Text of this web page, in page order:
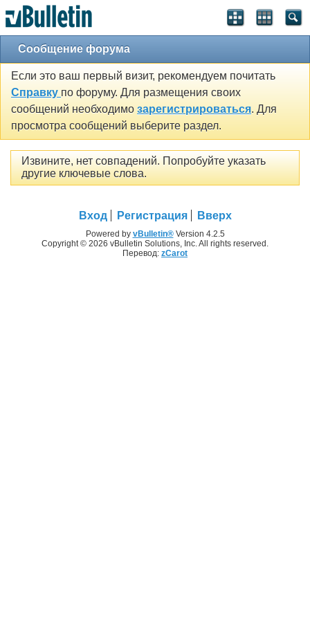
Сообщение форума
Если это ваш первый визит, рекомендуем почитать
Справку по форуму. Для размещения своих
сообщений необходимо зарегистрироваться. Для
просмотра сообщений выберите раздел.
Извините, нет совпадений. Попробуйте указать
другие ключевые слова.
Вход Регистрация Вверх
Powered by vBulletin®Version 4.2.5
Copyright © 2026 vBulletin Solutions, Inc. All rights reserved.
Перевод: zCarot